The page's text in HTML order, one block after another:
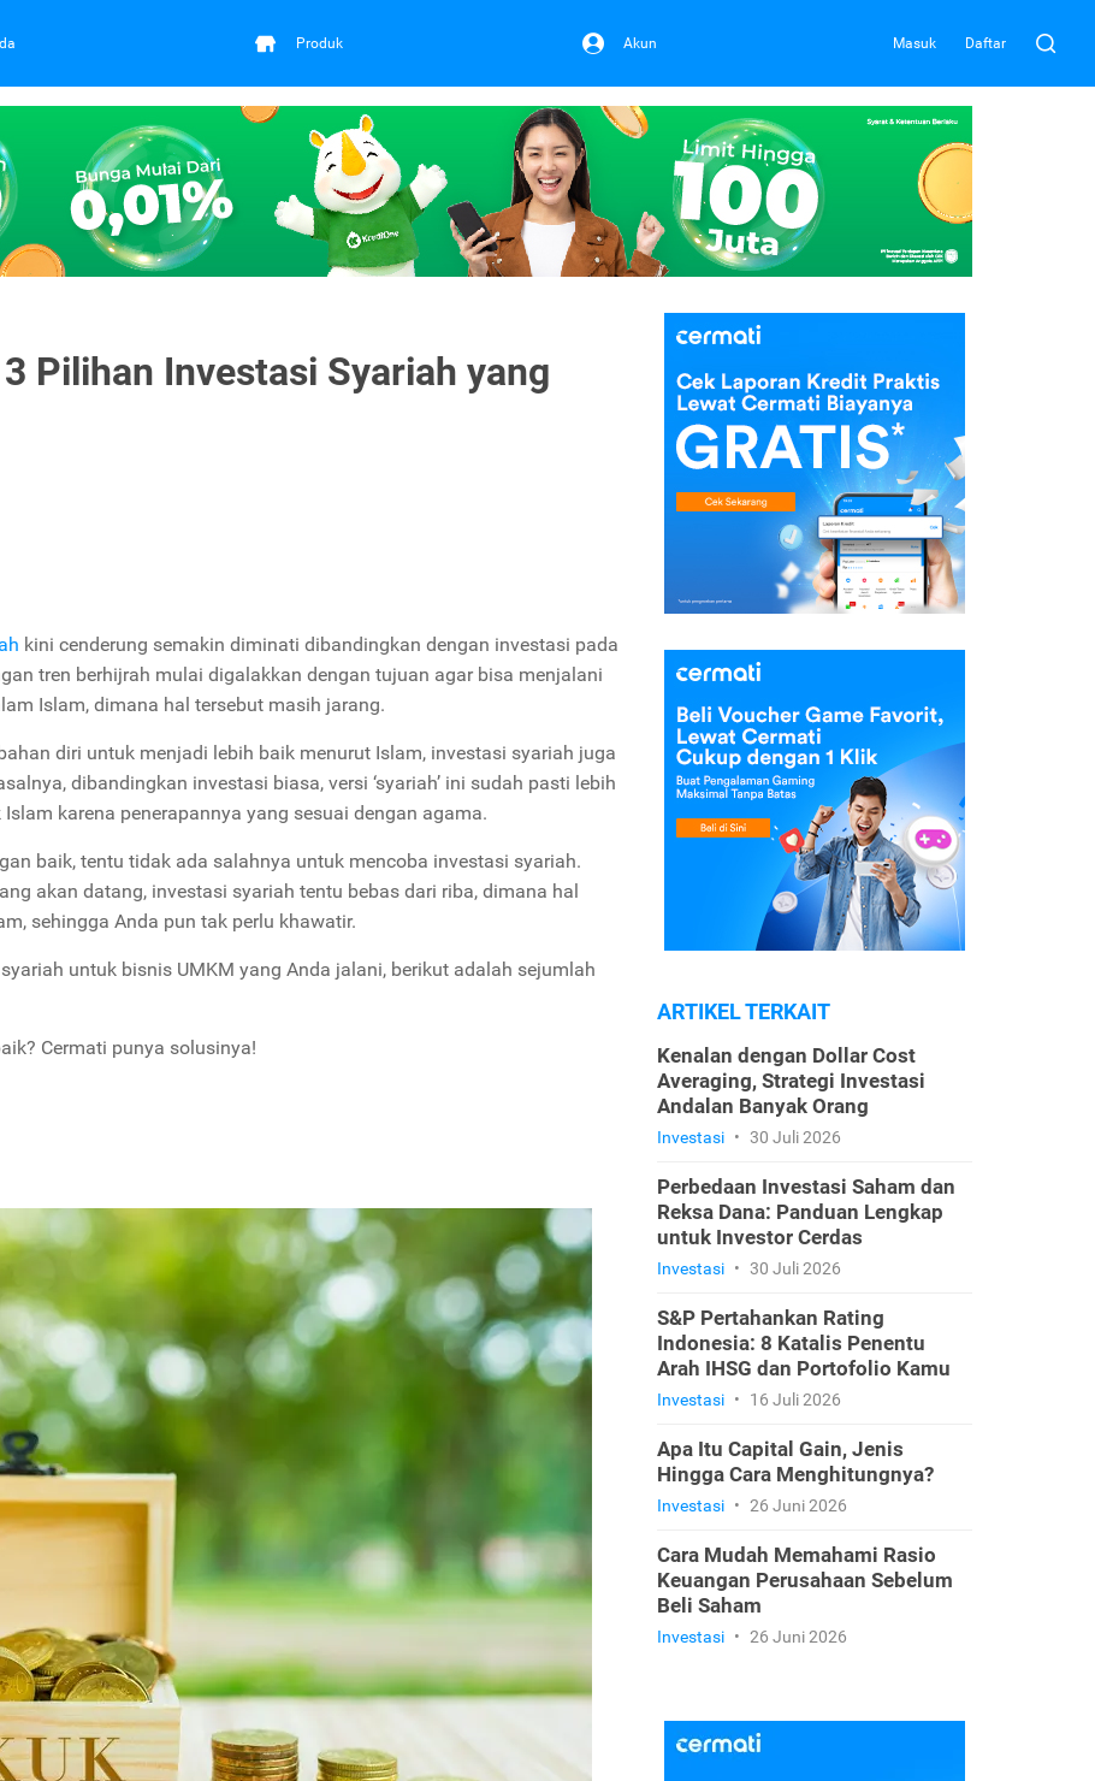
Produk Akun Masuk Daftar
Pilihan Investasi Syariah yang
kini cenderung semakin diminati dibandingkan dengan investasi pada
tren berhijrah mulai digalakkan dengan tujuan agar bisa menjalani
Islam, dimana hal tersebut masih jarang.
diri untuk menjadi lebih baik menurut Islam, investasi syariah juga
dibandingkan investasi biasa, versi ‘syariah’ ini sudah pasti lebih
karena penerapannya yang sesuai dengan agama.
baik, tentu tidak ada salahnya untuk mencoba investasi syariah.
akan datang, investasi syariah tentu bebas dari riba, dimana hal
sehingga Anda pun tak perlu khawatir.
untuk bisnis UMKM yang Anda jalani, berikut adalah sejumlah
Cermati punya solusinya!
ARTIKEL TERKAIT
Kenalan dengan Dollar Cost
Averaging, Strategi Investasi
Andalan Banyak Orang
Investasi • 30 Juli 2026
Perbedaan Investasi Saham dan
Reksa Dana: Panduan Lengkap
untuk Investor Cerdas
Investasi • 30 Juli 2026
S&P Pertahankan Rating
Indonesia: 8 Katalis Penentu
Arah IHSG dan Portofolio Kamu
Investasi • 16 Juli 2026
Apa Itu Capital Gain, Jenis
Hingga Cara Menghitungnya?
Investasi • 26 Juni 2026
Cara Mudah Memahami Rasio
Keuangan Perusahaan Sebelum
Beli Saham
Investasi • 26 Juni 2026